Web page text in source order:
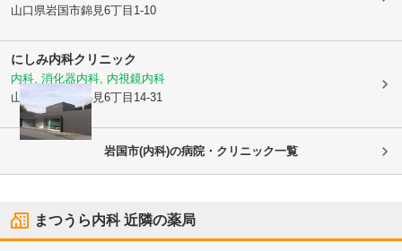
山口県岩国市錦見6丁目1-10
にしみ内科クリニック
内科, 消化器内科, 内視鏡内科
山口県岩国市
錦見6丁目14-31
岩国市(内科)の病院・クリニック一覧
まつうら内科近隣の薬局